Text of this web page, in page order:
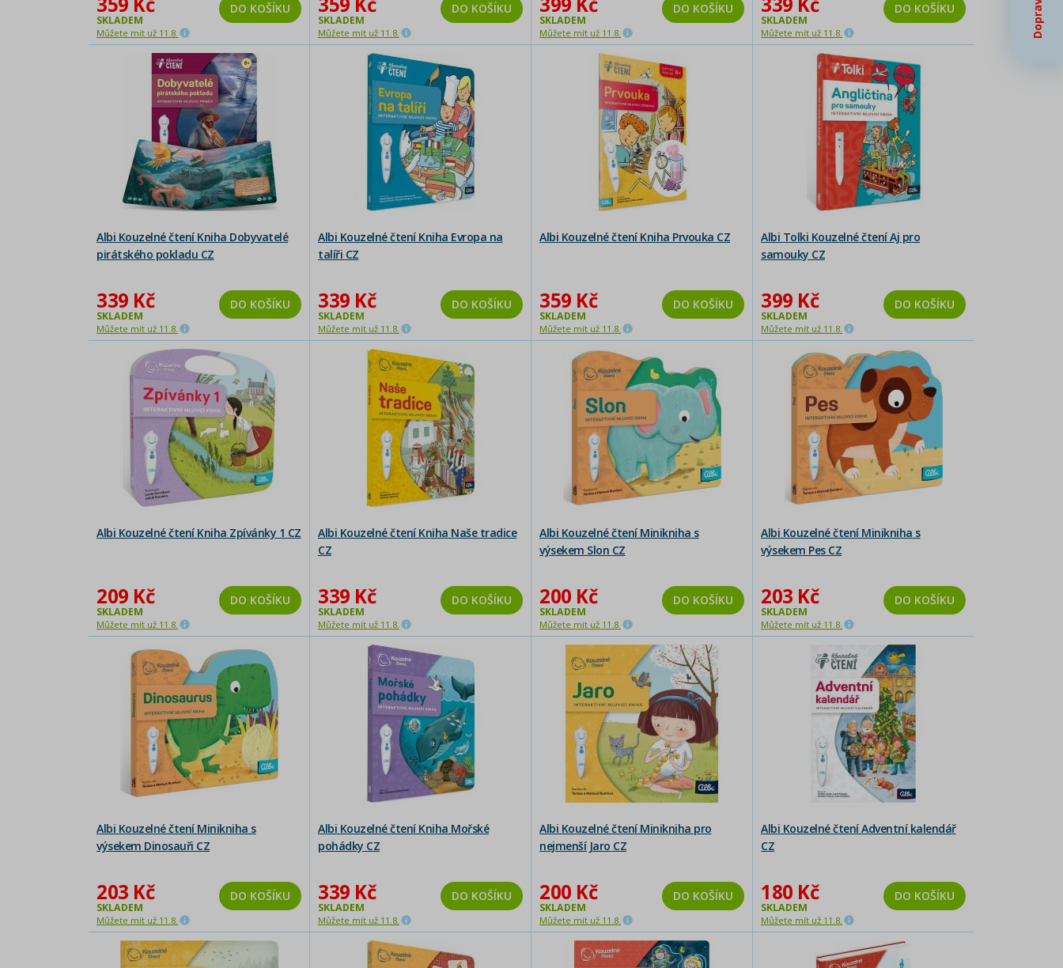
SKLADEM
Můžete mít už 11.8.
DO KOŠÍKU
SKLADEM
Můžete mít už 11.8.
DO KOŠÍKU
SKLADEM
Můžete mít už 11.8.
DO KOŠÍKU
SKLADEM
Můžete mít už 11.8.
DO KOŠÍKU
Albi Kouzelné čtení Kniha Dobyvatelé
pirátského pokladu CZ
339 Kč
SKLADEM
Můžete mít už 11.8.
DO KOŠÍKU
Albi Kouzelné čtení Kniha Evropa na
talíři CZ
339 Kč
SKLADEM
Můžete mít už 11.8.
DO KOŠÍKU
Albi Kouzelné čtení Kniha Prvouka CZ
359 Kč
SKLADEM
Můžete mít už 11.8.
DO KOŠÍKU
Albi Tolki Kouzelné čtení Aj pro
samouky CZ
399 Kč
SKLADEM
Můžete mít už 11.8.
DO KOŠÍKU
Albi Kouzelné čtení Kniha Zpívánky 1 CZ
209 Kč
SKLADEM
Můžete mít už 11.8.
DO KOŠÍKU
Albi Kouzelné čtení Kniha Naše tradice
CZ
339 Kč
SKLADEM
Můžete mít už 11.8.
DO KOŠÍKU
Albi Kouzelné čtení Minikniha s
výsekem Slon CZ
200 Kč
SKLADEM
Můžete mít už 11.8.
DO KOŠÍKU
Albi Kouzelné čtení Minikniha s
výsekem Pes CZ
203 Kč
SKLADEM
Můžete mít už 11.8.
DO KOŠÍKU
Albi Kouzelné čtení Minikniha s
výsekem Dinosauři CZ
203 Kč
SKLADEM
Můžete mít už 11.8.
DO KOŠÍKU
Albi Kouzelné čtení Kniha Mořské
pohádky CZ
339 Kč
SKLADEM
Můžete mít už 11.8.
DO KOŠÍKU
Albi Kouzelné čtení Minikniha pro
nejmenší Jaro CZ
200 Kč
SKLADEM
Můžete mít už 11.8.
DO KOŠÍKU
Albi Kouzelné čtení Adventní kalendář
CZ
180 Kč
SKLADEM
Můžete mít už 11.8.
DO KOŠÍKU